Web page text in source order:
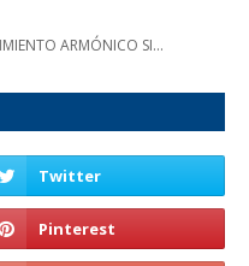
ARMÓNICO SI…